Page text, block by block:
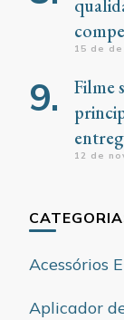
15 de
Filme
12 de
Acessórios
Aplicador